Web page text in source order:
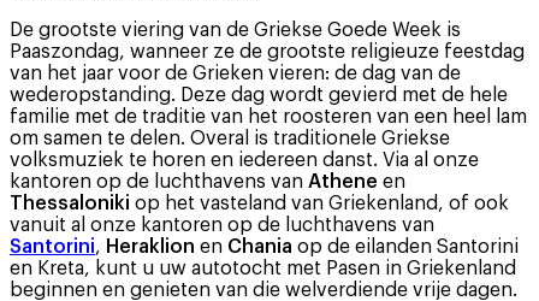
De grootste viering van de Griekse Goede Week is
Paaszondag, wanneer ze de grootste religieuze feestdag
van het jaar voor de Grieken vieren: de dag van de
wederopstanding. Deze dag wordt gevierd met de hele
familie met de traditie van het roosteren van een heel lam
om samen te delen. Overal is traditionele Griekse
volksmuziek te horen en iedereen danst. Via al onze
kantoren op de luchthavens van Athene en
Thessaloniki op het vasteland van Griekenland, of ook
vanuit al onze kantoren op de luchthavens van
Santorini, Heraklion en Chania op de eilanden Santorini
en Kreta, kunt u uw autotocht met Pasen in Griekenland
beginnen en genieten van die welverdiende vrije dagen.